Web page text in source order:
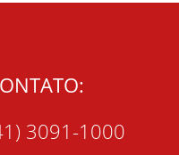
3091-1000